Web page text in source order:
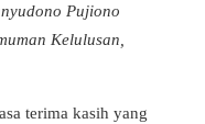
Pujiono
Kelulusan,
terima kasih yang